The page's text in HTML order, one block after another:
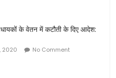
के वेतन में कटौती के दिए आदेश:
2020 No Comment